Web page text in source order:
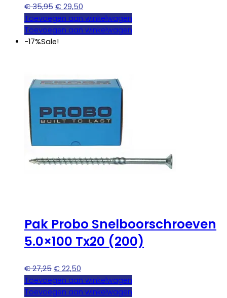
€35,95 Oorspronkelijke
prijs
was:
€ 35,95.
€ 29,50
prijs
is:
Toevoegen aan winkelwagen
Toevoegen aan winkelwagen
-17%Sale!
Pak Probo Snelboorschroeven
5.0×100 Tx20 (200)
€27,25 Oorspronkelijke
prijs
was:
€ 22,50
prijs
is:
Toevoegen aan winkelwagen
Toevoegen aan winkelwagen